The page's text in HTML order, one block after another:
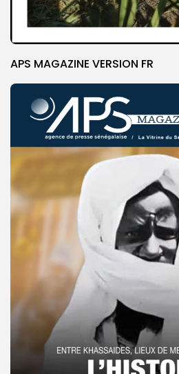
APS MAGAZINE VERSION FR